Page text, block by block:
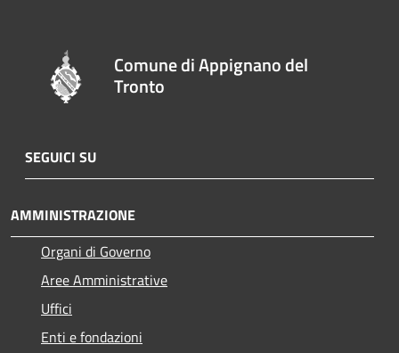
Comune di Appignano del
Tronto
SEGUICI SU
AMMINISTRAZIONE
Organi di Governo
Aree Amministrative
Uffici
Enti e fondazioni